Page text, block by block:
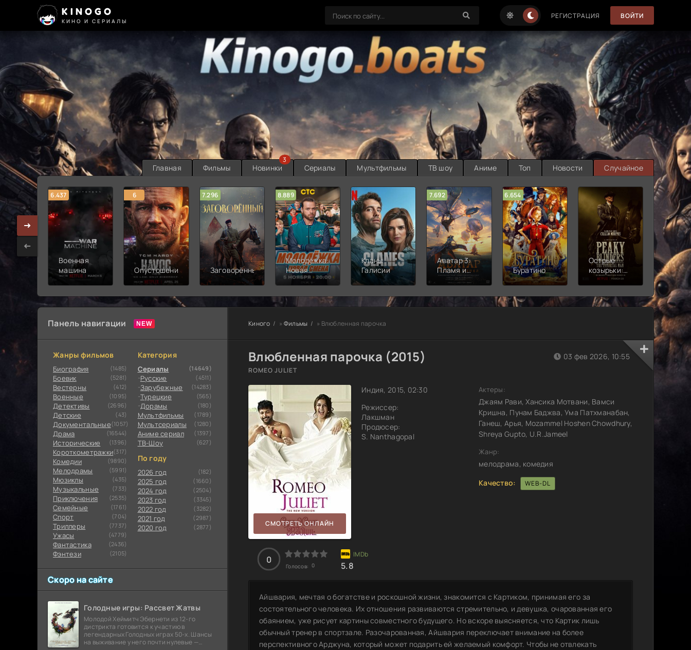
KINOGO
КИНО И СЕРИАЛЫ
РЕГИСТРАЦИЯ ВОЙТИ
Главная Фильмы Новинки
3
Сериалы Мультфильмы ТВ шоу Аниме Топ Новости Случайное
6.437
Военная
машина
6
Опустошение
7.296
Заговорённый
8.889
Молодёжка:
Новая
смена
Кланы
Галисии
7.692
Аватар 3:
Пламя и
пепел
6.654
Буратино
Острые
козырьки:
Бессмертный
7.187
2
Панель навигации
Жанры фильмов
Биография (1485)
Боевик (5281)
Вестерны (412)
Военные (1095)
Детективы (2696)
Детские (43)
Документальные(1057)
Драма (16544)
Исторические (1396)
Короткометражки(317)
Комедии (9890)
Мелодрамы (5991)
Мюзиклы (435)
Музыкальные (733)
Приключения (2535)
Семейные (1761)
Cпорт (704)
Триллеры (7737)
Ужасы (4779)
Фантастика (2436)
Фэнтези (2105)
Категория
Сериалы (14649)
Русские (4511)
Зарубежные (14283)
Турецкие (565)
Дорамы (180)
Мультфильмы (1789)
Мультсериалы (1280)
Аниме сериал (1397)
ТВ-Шоу (627)
По году
2026 год (182)
2025 год (1660)
2024 год (2504)
2023 год (3345)
2022 год (3282)
2021 год (2987)
2020 год (2877)
Скоро на сайте
Голодные игры: Рассвет Жатвы
Молодой Хеймитч Эбернети из 12-го
дистрикта готовится к участию в
легендарных Голодных играх 50-х. Шансы
на выживание у него почти нулевые —
Киного » Фильмы » Влюбленная парочка
Влюбленная парочка (2015)
ROMEO JULIET
СМОТРЕТЬ ОНЛАЙН
Индия, 2015, 02:30
Режиссер:
Лакшман
Продюсер:
S. Nanthagopal
03 фев 2026, 10:55
Актеры:
Джаям Рави, Хансика Мотвани, Вамси
Кришна, Пунам Баджва, Ума Патхманабан,
Ганеш, Арья, Mozammel Hoshen Chowdhury,
Shreya Gupto, U.R.Jameel
Жанр:
мелодрама, комедия
Качество:
WEB-DL
0
Голосов: 0 5.8
Айшвария, мечтая о богатстве и роскошной жизни, знакомится с Картиком, принимая его за
состоятельного человека. Их отношения развиваются стремительно, и девушка, очарованная его
обаянием, уже рисует картины совместного будущего. Но вскоре выясняется, что Картик лишь
обычный тренер в спортзале. Разочарованная, Айшвария переключает внимание на более
перспективного Арджуна, который может подарить ей желаемый комфорт. Чтобы не отвлекать